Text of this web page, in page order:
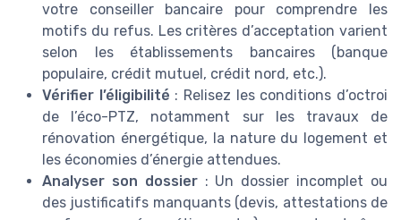
votre conseiller bancaire pour comprendre les
motifs du refus. Les critères d’acceptation varient
selon les établissements bancaires (banque
populaire, crédit mutuel, crédit nord, etc.).
Vérifier l’éligibilité : Relisez les conditions d’octroi
de l’éco-PTZ, notamment sur les travaux de
rénovation énergétique, la nature du logement et
les économies d’énergie attendues.
Analyser son dossier: Un dossier incomplet ou
des justificatifs manquants (devis, attestations de